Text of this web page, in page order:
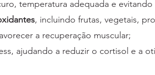
temperatura adequada e
, incluindo frutas, vegetais,
a recuperação muscular;
ajudando a reduzir o cortisol e a